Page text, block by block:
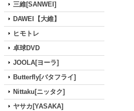
三維[SANWEI]
DAWEI【大維】
ヒモトレ
卓球DVD
JOOLA[ヨーラ]
Butterfly[バタフライ]
Nittaku[ニッタク]
ヤサカ[YASAKA]